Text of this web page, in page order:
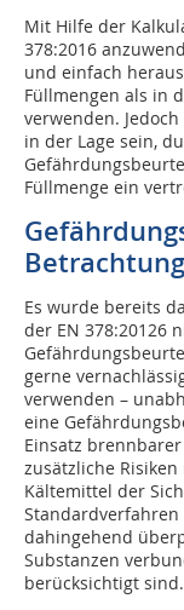
Mit Hilfe der
378:2016
und einfach
Füllmengen als in
verwenden.
in der Lage sein,
Füllmenge ein
Es wurde bereits
der EN 378:20126
gerne
verwenden –
eine
Einsatz
zusätzliche
Kältemittel der
dahingehend
Substanzen
berücksichtigt sind.